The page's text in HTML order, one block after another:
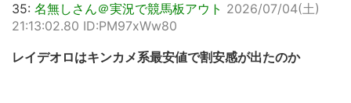
35: 名無しさん＠実況で競馬板アウト 2026/07/04(土)
21:13:02.80 ID:PM97xWw80
レイデオロはキンカメ系最安値で割安感が出たのか